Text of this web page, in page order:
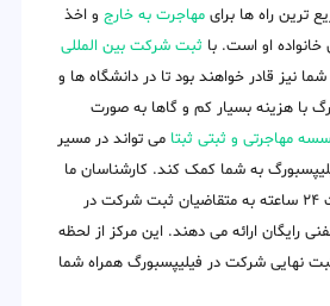
ترین راه ها برای مهاجرت به خارج و اخذ
او است. با ثبت شرکت بین المللی
نیز قادر خواهند بود تا در دانشگاه ها و
با هزینه بسیار کم و گاها به صورت
مهاجرتی و ثبتی ثبتا می تواند در مسیر
به شما کمک کند. کارشناسان ما
هفت روز هفته به صورت ۲۴ ساعته به متقاضیان ثبت شرکت در
رایگان ارائه می دهند. این مرکز از لحظه
نهایی شرکت در فیلیپسبورگ همراه شما